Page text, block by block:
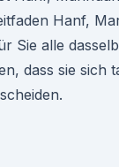
Hanf,
Sie alle
dass sie sich